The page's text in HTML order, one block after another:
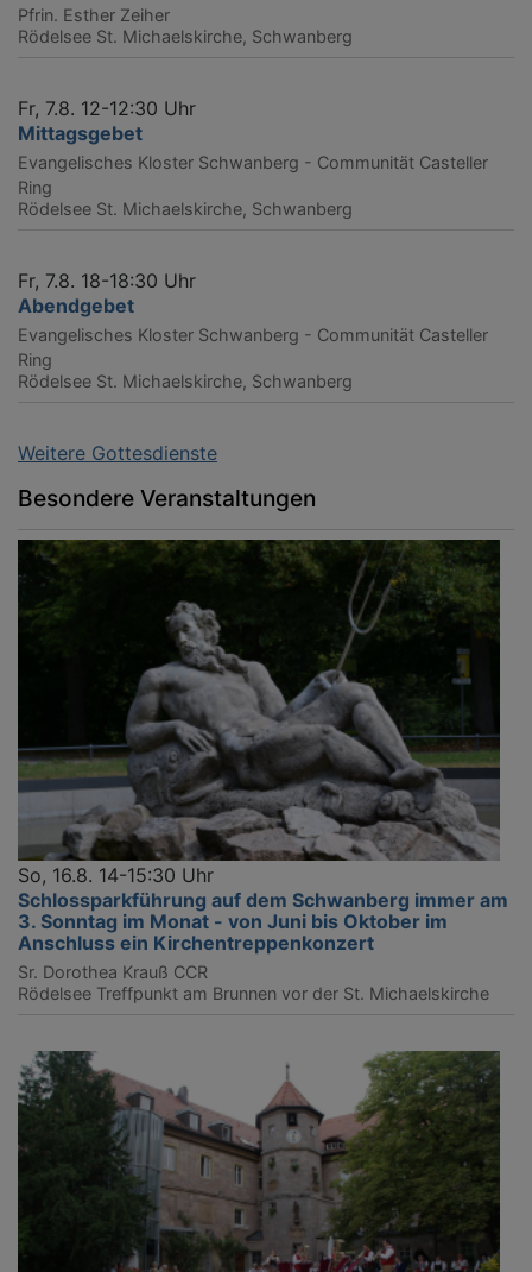
Pfrin. Esther Zeiher
Rödelsee St. Michaelskirche, Schwanberg
Fr, 7.8. 12-12:30 Uhr
Mittagsgebet
Evangelisches Kloster Schwanberg - Communität Casteller
Ring
Rödelsee St. Michaelskirche, Schwanberg
Fr, 7.8. 18-18:30 Uhr
Abendgebet
Evangelisches Kloster Schwanberg - Communität Casteller
Ring
Rödelsee St. Michaelskirche, Schwanberg
Weitere Gottesdienste
Besondere Veranstaltungen
So, 16.8. 14-15:30 Uhr
Schlossparkführung auf dem Schwanberg immer am
3. Sonntag im Monat - von Juni bis Oktober im
Anschluss ein Kirchentreppenkonzert
Sr. Dorothea Krauß CCR
Rödelsee Treffpunkt am Brunnen vor der St. Michaelskirche